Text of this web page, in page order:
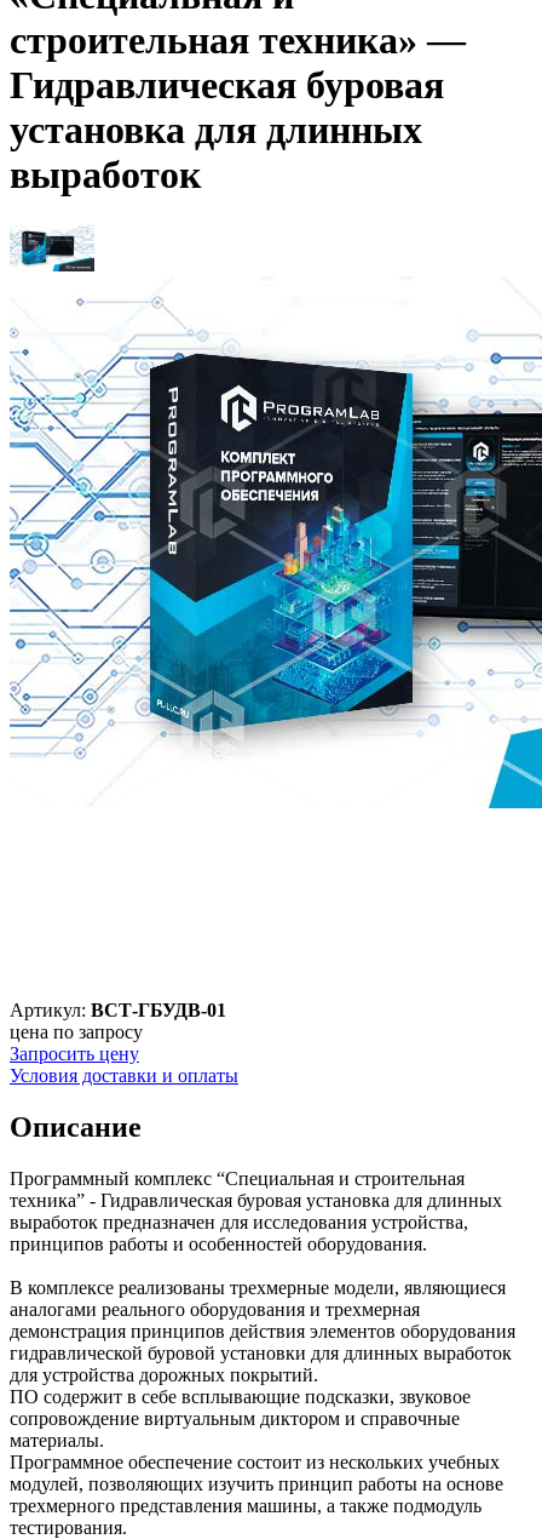
строительная техника» —
Гидравлическая буровая
установка для длинных
выработок
Артикул: ВСТ-ГБУДВ-01
цена по запросу
Запросить цену
Условия доставки и оплаты
Описание
Программный комплекс “Специальная и строительная
техника” - Гидравлическая буровая установка для длинных
выработок предназначен для исследования устройства,
принципов работы и особенностей оборудования.
В комплексе реализованы трехмерные модели, являющиеся
аналогами реального оборудования и трехмерная
демонстрация принципов действия элементов оборудования
гидравлической буровой установки для длинных выработок
для устройства дорожных покрытий.
ПО содержит в себе всплывающие подсказки, звуковое
сопровождение виртуальным диктором и справочные
материалы.
Программное обеспечение состоит из нескольких учебных
модулей, позволяющих изучить принцип работы на основе
трехмерного представления машины, а также подмодуль
тестирования.